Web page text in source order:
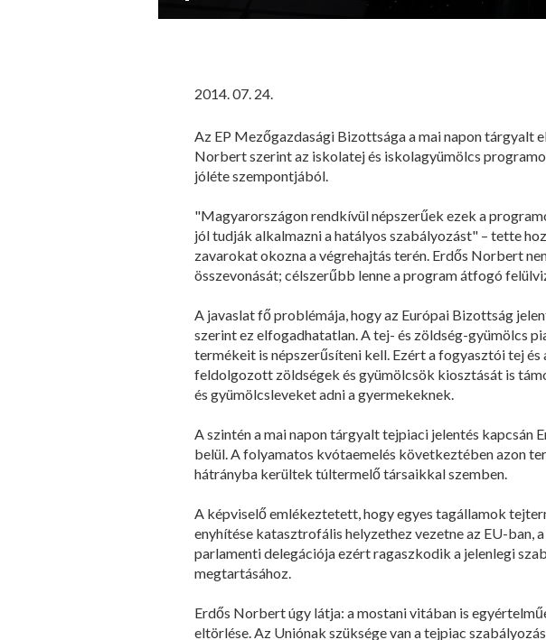
2014. 07. 24.
Az EP Mezőgazdasági Bizottsága a mai napon tárgyalt
Norbert szerint az iskolatej és iskolagyümölcs
jóléte szempontjából.
"Magyarországon rendkívül népszerűek ezek a
jól tudják alkalmazni a hatályos szabályozást" – tette
zavarokat okozna a végrehajtás terén. Erdős Norbert
összevonását; célszerűbb lenne a program átfogó
A javaslat fő problémája, hogy az Európai Bizottság
szerint ez elfogadhatatlan. A tej- és zöldség-gyümölcs
termékeit is népszerűsíteni kell. Ezért a fogyasztói tej
feldolgozott zöldségek és gyümölcsök kiosztását is
és gyümölcsleveket adni a gyermekeknek.
A szintén a mai napon tárgyalt tejpiaci jelentés kapcsán
belül. A folyamatos kvótaemelés következtében azon
hátrányba kerültek túltermelő társaikkal szemben.
A képviselő emlékeztetett, hogy egyes tagállamok
enyhítése katasztrofális helyzethez vezetne az EU-ban,
parlamenti delegációja ezért ragaszkodik a jelenlegi
megtartásához.
Erdős Norbert úgy látja: a mostani vitában is
eltörlése. Az Uniónak szüksége van a tejpiac